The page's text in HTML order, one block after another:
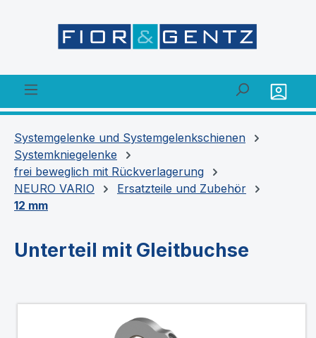
Systemgelenke und Systemgelenkschienen
Systemkniegelenke
frei beweglich mit Rückverlagerung
NEURO VARIO
Ersatzteile und Zubehör
12 mm
Unterteil mit Gleitbuchse